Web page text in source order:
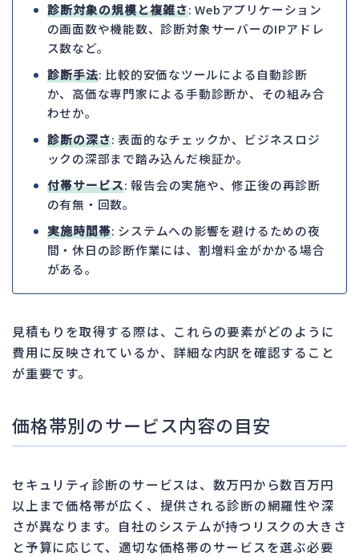
診断対象の規模と複雑さ: Webアプリケーション
の画面数や機能数、診断対象サーバーのIPアドレ
ス数など。
診断手法: 比較的安価なツールによる自動診断
か、高価な専門家による手動診断か、その組み合
わせか。
診断の深さ: 表面的なチェックか、ビジネスロジ
ックの深部まで踏み込んだ検証か。
付帯サービス: 報告会の実施や、修正後の再診断
の有無・回数。
実施時間帯: システムへの影響を避けるための夜
間・休日の診断作業には、割増料金がかかる場合
がある。
見積もりを取得する際は、これらの要素がどのように
費用に反映されているか、詳細な内訳を確認すること
が重要です。
価格帯別のサービス内容の目安
セキュリティ診断のサービスは、数万円から数百万円
以上まで価格帯が広く、提供される診断の網羅性や深
さが異なります。自社のシステムが持つリスクの大きさ
と予算に応じて、適切な価格帯のサービスを選ぶ必要